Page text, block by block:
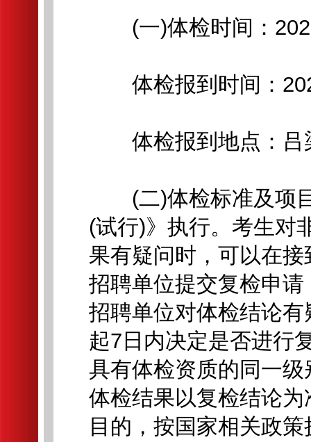
(一)体检时间：
体检报到时间：
体检报到地点：吕
(二)体检标准及项目
(试行)》执行。考生对
果有疑问时，可以在
招聘单位提交复检申
招聘单位对体检结论
起7日内决定是否进行
具有体检资质的同一
体检结果以复检结论
目的，按国家相关政